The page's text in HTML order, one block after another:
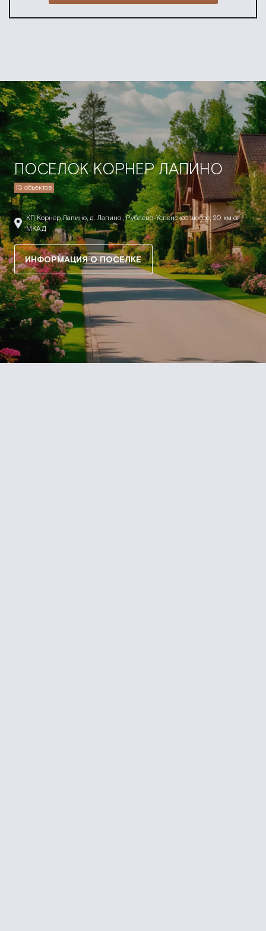
ПОСЕЛОК КОРНЕР ЛАПИНО
13 объектов
КП Корнер Лапино, д. Лапино , Рублево-Успенское шоссе, 20 км от
МКАД
ИНФОРМАЦИЯ О ПОСЕЛКЕ